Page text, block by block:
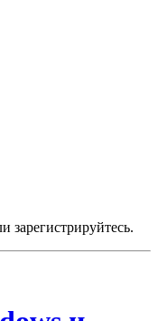
зарегистрируйтесь.